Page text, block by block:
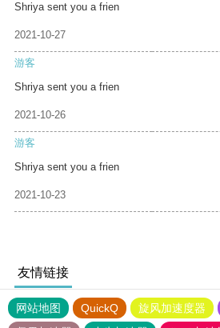
Shriya sent you a frien
2021-10-27
游客
Shriya sent you a frien
2021-10-26
游客
Shriya sent you a frien
2021-10-23
友情链接
网站地图 QuickQ 旋风加速度器